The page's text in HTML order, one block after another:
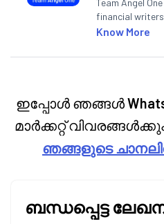
Team Angel
financial
articles on the
categories.
Know More
ഇപ്പോൾ ഞങ്ങൾ
മാർക്കറ്റ്
ഞങ്ങളുടെ
ബന്ധപ്പെട്ട